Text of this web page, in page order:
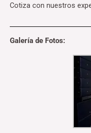
Cotiza con nuestros
Galería de Fotos: